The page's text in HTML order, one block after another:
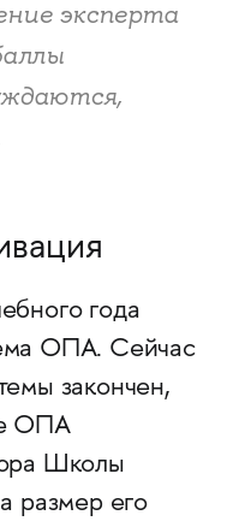
эксперта
года
ОПА. Сейчас
закончен,
ОПА
Школы
размер его